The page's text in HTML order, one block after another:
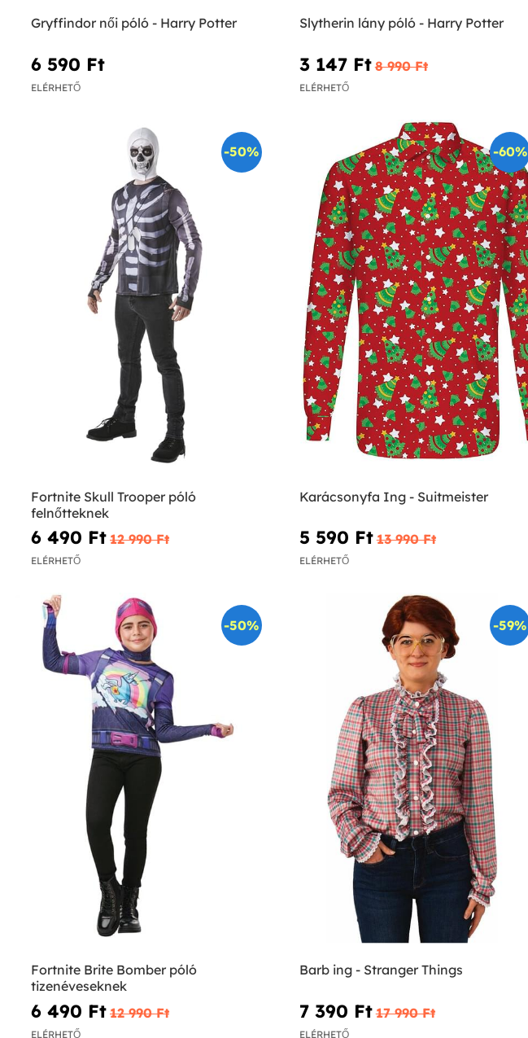
Gryffindor női póló - Harry Potter
6 590 Ft‎
ELÉRHETŐ
Slytherin lány póló - Harry Potter
3 147 Ft‎ 8 990 Ft‎
ELÉRHETŐ
-50%
Fortnite Skull Trooper póló
felnőtteknek
6 490 Ft‎ 12 990 Ft‎
ELÉRHETŐ
-60%
Karácsonyfa Ing - Suitmeister
5 590 Ft‎ 13 990 Ft‎
ELÉRHETŐ
-50%
Fortnite Brite Bomber póló
tizenéveseknek
6 490 Ft‎ 12 990 Ft‎
ELÉRHETŐ
-59%
Barb ing - Stranger Things
7 390 Ft‎ 17 990 Ft‎
ELÉRHETŐ